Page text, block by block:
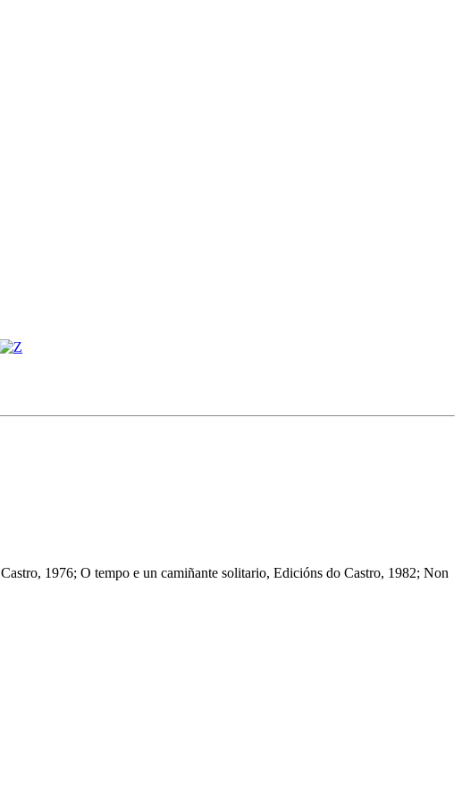
1976; O tempo e un camiñante solitario, Edicións do Castro, 1982; Non